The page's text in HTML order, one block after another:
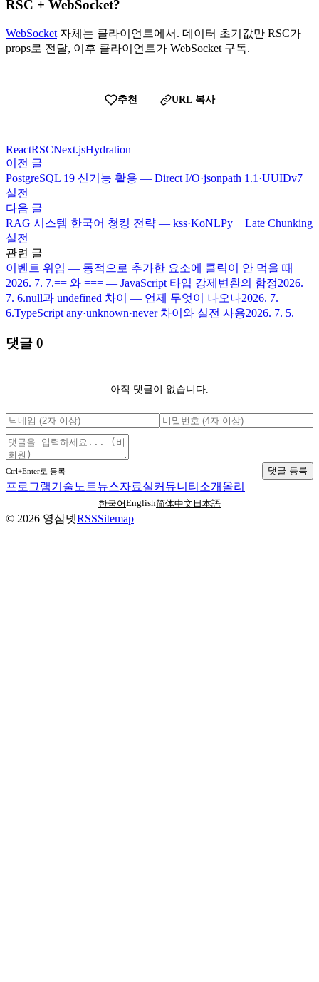
RSC + WebSocket?
WebSocket 자체는 클라이언트에서. 데이터 초기값만 RSC가
props로 전달, 이후 클라이언트가 WebSocket 구독.
추천 URL 복사
ReactRSCNext.jsHydration
이전 글
PostgreSQL 19 신기능 활용 — Direct I/O·jsonpath 1.1·UUIDv7
실전
다음 글
RAG 시스템 한국어 청킹 전략 — kss·KoNLPy + Late Chunking
실전
관련 글
이벤트 위임 — 동적으로 추가한 요소에 클릭이 안 먹을 때
2026. 7. 7.== 와 === — JavaScript 타입 강제변환의 함정2026.
7. 6.null과 undefined 차이 — 언제 무엇이 나오나2026. 7.
6.TypeScript any·unknown·never 차이와 실전 사용2026. 7. 5.
댓글 0
아직 댓글이 없습니다.
Ctrl+Enter로 등록 댓글 등록
프로그램기술노트뉴스자료실커뮤니티 소개 올리
한국어English简体中文 日本語
© 2026 영삼넷RSSSitemap